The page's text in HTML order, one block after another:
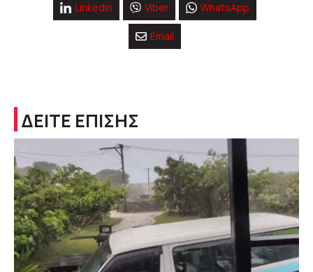
Linkedin Viber WhatsApp
Email
ΔΕΙΤΕ ΕΠΙΣΗΣ